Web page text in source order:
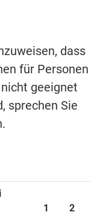
dass
für Personen
geeignet
sprechen Sie
1 2